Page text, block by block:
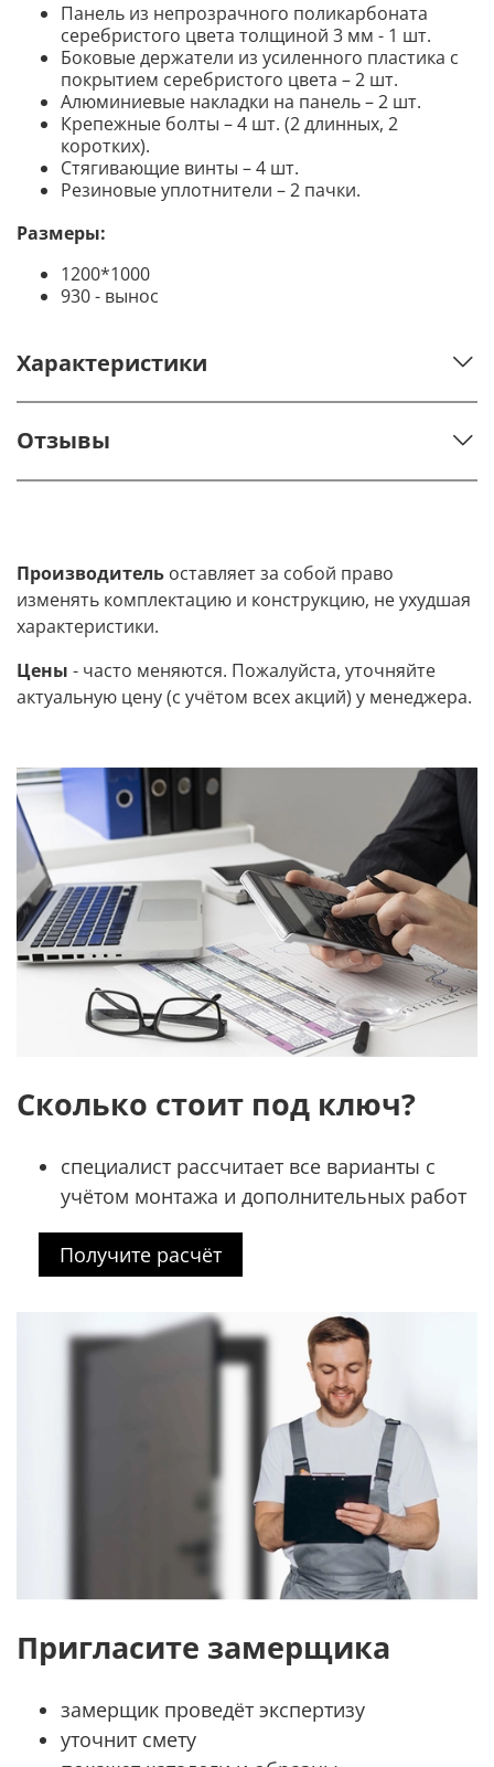
Панель из непрозрачного поликарбоната
серебристого цвета толщиной 3 мм - 1 шт.
Боковые держатели из усиленного пластика с
покрытием серебристого цвета – 2 шт.
Алюминиевые накладки на панель – 2 шт.
Крепежные болты – 4 шт. (2 длинных, 2
коротких).
Стягивающие винты – 4 шт.
Резиновые уплотнители – 2 пачки.
Размеры:
1200*1000
930 - вынос
Характеристики
Отзывы
Производитель оставляет за собой право
изменять комплектацию и конструкцию, не ухудшая
характеристики.
Цены - часто меняются. Пожалуйста, уточняйте
актуальную цену (с учётом всех акций) у менеджера.
Сколько стоит под ключ?
специалист рассчитает все варианты с
учётом монтажа и дополнительных работ
Получите расчёт
Пригласите замерщика
замерщик проведёт экспертизу
уточнит смету